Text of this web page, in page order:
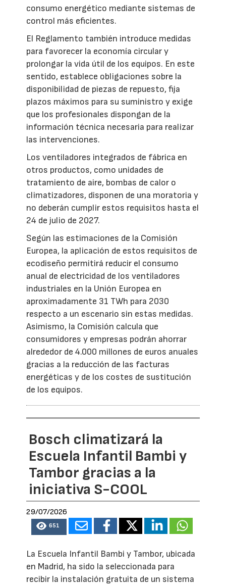
consumo energético mediante sistemas de
control más eficientes.
El Reglamento también introduce medidas
para favorecer la economía circular y
prolongar la vida útil de los equipos. En este
sentido, establece obligaciones sobre la
disponibilidad de piezas de repuesto, fija
plazos máximos para su suministro y exige
que los profesionales dispongan de la
información técnica necesaria para realizar
las intervenciones.
Los ventiladores integrados de fábrica en
otros productos, como unidades de
tratamiento de aire, bombas de calor o
climatizadores, disponen de una moratoria y
no deberán cumplir estos requisitos hasta el
24 de julio de 2027.
Según las estimaciones de la Comisión
Europea, la aplicación de estos requisitos de
ecodiseño permitirá reducir el consumo
anual de electricidad de los ventiladores
industriales en la Unión Europea en
aproximadamente 31 TWh para 2030
respecto a un escenario sin estas medidas.
Asimismo, la Comisión calcula que
consumidores y empresas podrán ahorrar
alrededor de 4.000 millones de euros anuales
gracias a la reducción de las facturas
energéticas y de los costes de sustitución
de los equipos.
Bosch climatizará la
Escuela Infantil Bambi y
Tambor gracias a la
iniciativa S-COOL
29/07/2026
651
La Escuela Infantil Bambi y Tambor, ubicada
en Madrid, ha sido la seleccionada para
recibir la instalación gratuita de un sistema